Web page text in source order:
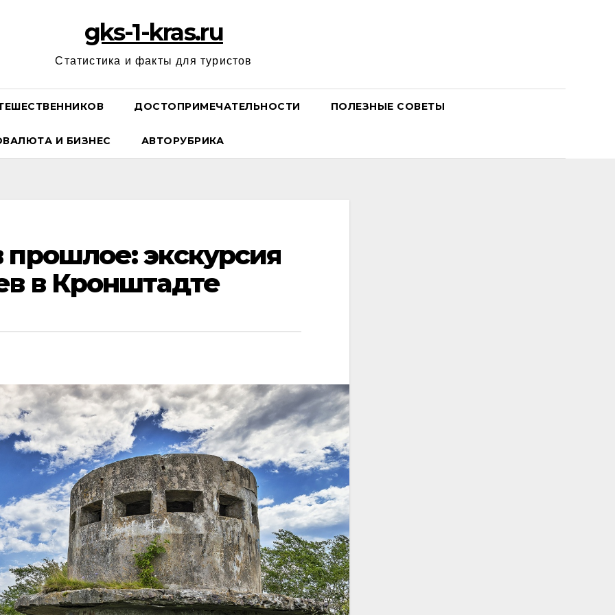
gks-1-kras.ru
Статистика и факты для туристов
ДОСТОПРИМЕЧАТЕЛЬНОСТИ ПОЛЕЗНЫЕ СОВЕТЫ
И БИЗНЕС АВТОРУБРИКА
экскурсия
в Кронштадте